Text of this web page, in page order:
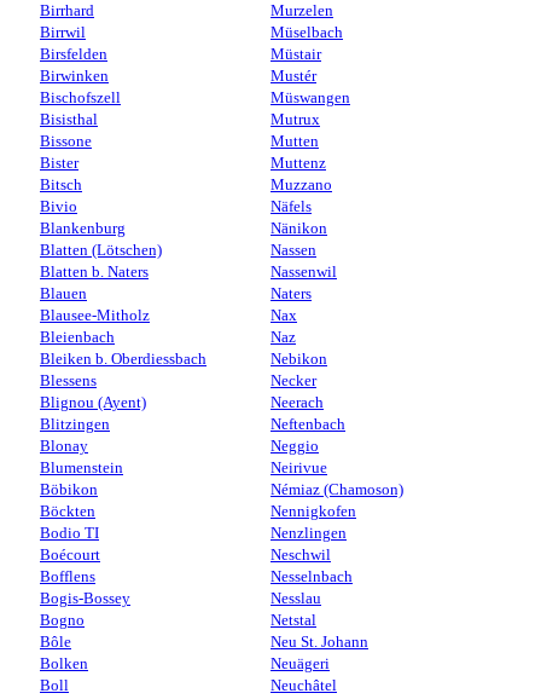
Birrhard
Birrwil
Birsfelden
Birwinken
Bischofszell
Bisisthal
Bissone
Bister
Bitsch
Bivio
Blankenburg
Blatten (Lötschen)
Blatten b. Naters
Blauen
Blausee-Mitholz
Bleienbach
Bleiken b. Oberdiessbach
Blessens
Blignou (Ayent)
Blitzingen
Blonay
Blumenstein
Böbikon
Böckten
Bodio TI
Boécourt
Bofflens
Bogis-Bossey
Bogno
Bôle
Bolken
Boll
Murzelen
Müselbach
Müstair
Mustér
Müswangen
Mutrux
Mutten
Muttenz
Muzzano
Näfels
Nänikon
Nassen
Nassenwil
Naters
Nax
Naz
Nebikon
Necker
Neerach
Neftenbach
Neggio
Neirivue
Némiaz (Chamoson)
Nennigkofen
Nenzlingen
Neschwil
Nesselnbach
Nesslau
Netstal
Neu St. Johann
Neuägeri
Neuchâtel